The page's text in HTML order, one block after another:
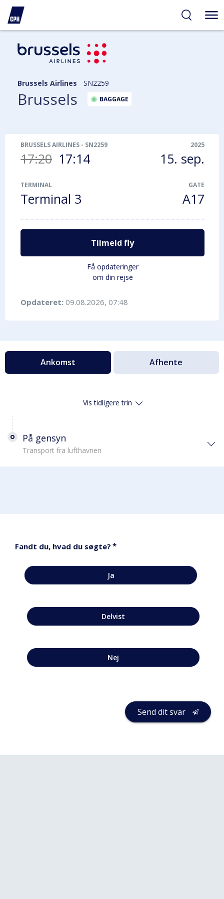
Brussels Airlines - SN2259
Brussels BAGGAGE
BRUSSELS AIRLINES - SN2259
17:20 17:14
2025
15. sep.
TERMINAL
Terminal 3
GATE
A17
Tilmeld fly
Få opdateringer
om din rejse
Opdateret: 09.08.2026, 07:48
Ankomst Afhente
Vis tidligere trin
På gensyn
Transport fra lufthavnen
Fandt du, hvad du søgte? *
Ja
Delvist
Nej
Send dit svar